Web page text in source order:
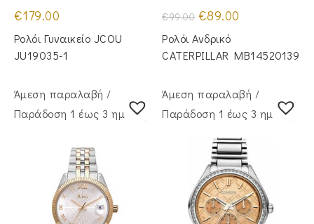
€179.00
Ρολόι Γυναικείο JCOU
JU19035-1
€99.00 Original
price
was:
€99.00.
€89.00
€89.00.
Ρολόι Ανδρικό
CATERPILLAR MB14520139
Άμεση παραλαβή /
Παράδoση 1 έως 3 ημέρες
Άμεση παραλαβή /
Παράδoση 1 έως 3 ημέρες